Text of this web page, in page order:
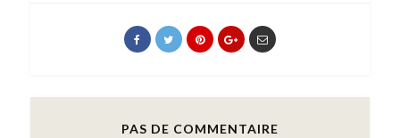
PAS DE COMMENTAIRE